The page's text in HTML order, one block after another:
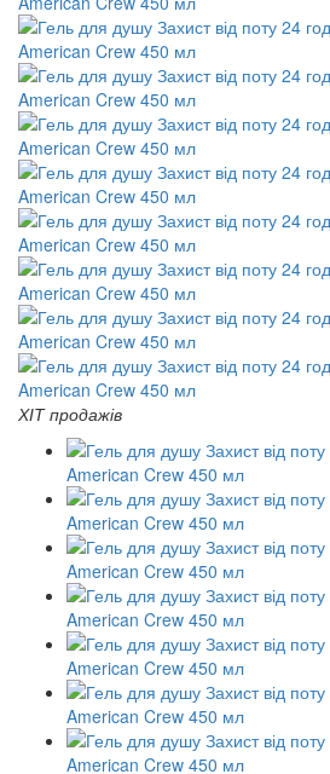
ХІТ продажів